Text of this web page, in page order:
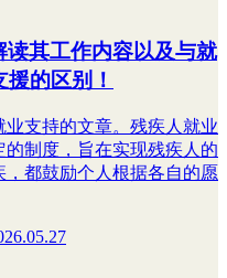
其工作内容以及与就
的区别！
支持的文章。残疾人就业
制度，旨在实现残疾人的
都鼓励个人根据各自的愿